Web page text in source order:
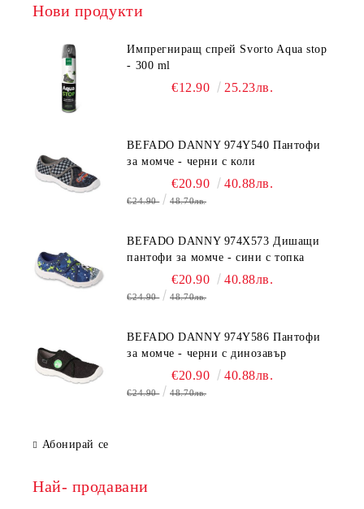
Нови продукти
Импрегниращ спрей Svorto Aqua stop
- 300 ml
€12.90 25.23лв.
BEFADO DANNY 974Y540 Пантофи
за момче - черни с коли
€20.90 40.88лв.
€24.90 48.70лв.
BEFADO DANNY 974X573 Дишащи
пантофи за момче - сини с топка
€20.90 40.88лв.
€24.90 48.70лв.
BEFADO DANNY 974Y586 Пантофи
за момче - черни с динозавър
€20.90 40.88лв.
€24.90 48.70лв.
Абонирай се
Най- продавани